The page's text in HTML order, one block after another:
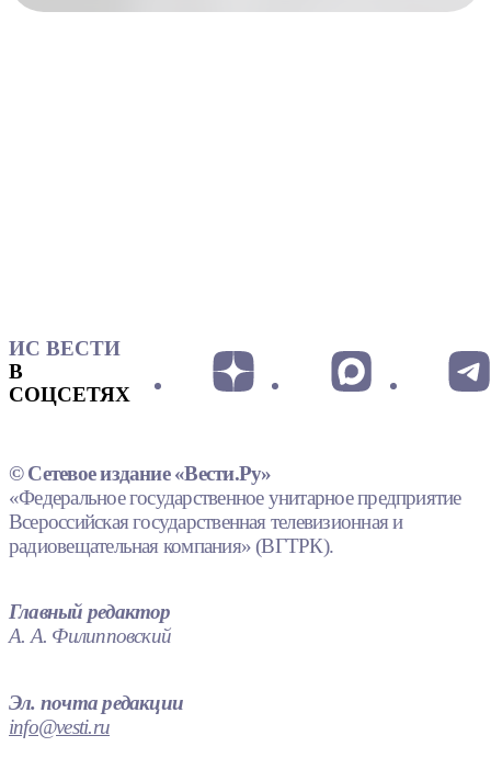
ИС ВЕСТИ
В
СОЦСЕТЯХ
© Сетевое издание «Вести.Ру»
«Федеральное государственное унитарное предприятие
Всероссийская государственная телевизионная и
радиовещательная компания» (ВГТРК).
Главный редактор
А. А. Филипповский
Эл. почта редакции
info@vesti.ru